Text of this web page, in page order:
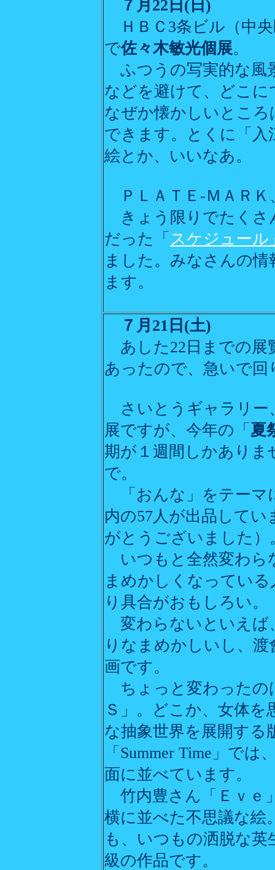
７月22日(日)
ＨＢＣ3条ビル（中
で佐々木敏光個展。
ふつうの写実的な風
などを避けて、どこ
なぜか懐かしいとこ
できます。とくに「入
絵とか、いいなあ。
ＰＬＡＴＥ-ＭＡＲＫ
きょう限りでたくさ
だった「 スケジュール
ました。みなさんの
ます。
７月21日(土)
あした22日までの展
あったので、急いで回
さいとうギャラリー
展ですが、今年の「 夏
期が１週間しかありま
で。
「おんな」をテーマ
内の57人が出品して
がとうございました）
いつもと全然変わら
まめかしくなってい
り具合がおもしろい。
変わらないといえば
りなまめかしいし、
画です。
ちょっと変わったの
Ｓ」。どこか、女体
な抽象世界を展開する
「Summer Time」で
面に並べています。
竹内豊さん「Ｅｖｅ
横に並べた不思議な絵
も、いつもの洒脱な
級の作品です。